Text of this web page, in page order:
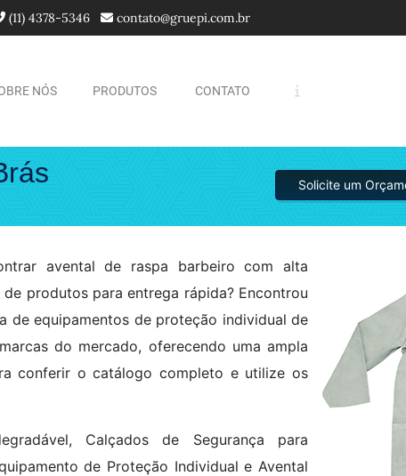
(11) 4378-5346 contato@gruepi.com.br
NÓS PRODUTOS CONTATO
Solicite um
avental de raspa barbeiro com alta
produtos para entrega rápida? Encontrou
de equipamentos de proteção individual de
do mercado, oferecendo uma ampla
conferir o catálogo completo e utilize os
Calçados de Segurança para
de Proteção Individual e Avental